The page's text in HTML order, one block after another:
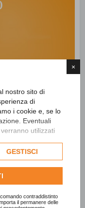
×
nostro sito di
di
i cookie e, se lo
Eventuali
utilizzati
essere utilizzati
Per ulteriori
i dati raccolti,
GESTISCI
contraddistinto
il permanere delle